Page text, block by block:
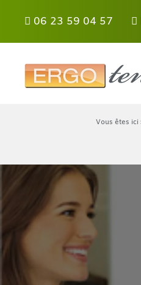
06 23 59 04 57